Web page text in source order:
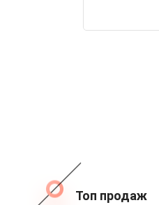
Топ продаж